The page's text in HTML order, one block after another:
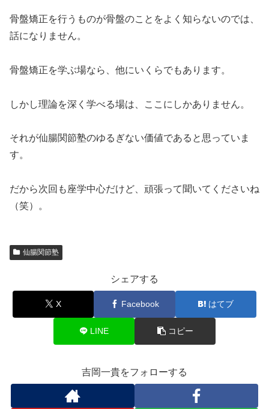
骨盤矯正を行うものが骨盤のことをよく知らないのでは、
話になりません。
骨盤矯正を学ぶ場なら、他にいくらでもあります。
しかし理論を深く学べる場は、ここにしかありません。
それが仙腸関節塾のゆるぎない価値であると思っていま
す。
だから次回も座学中心だけど、頑張って聞いてくださいね
（笑）。
仙腸関節塾
シェアする
X Facebook はてブ
LINE コピー
吉岡一貴をフォローする